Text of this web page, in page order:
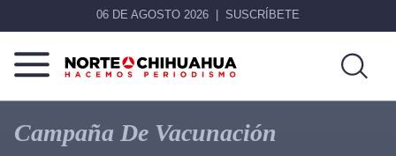
06 DE AGOSTO 2026 SUSCRÍBETE
Norte
Chihuahua
Más
que
noticias,
Campaña De Vacunación